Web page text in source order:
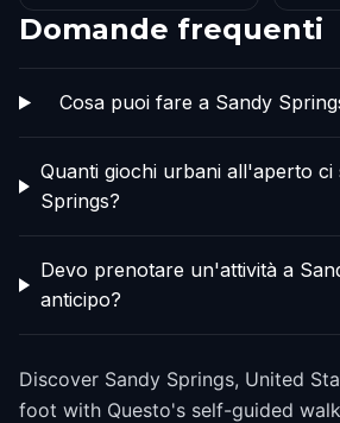
Domande frequenti
Cosa puoi fare a Sandy
Quanti giochi urbani all'aperto ci
Springs?
Devo prenotare un'attività a
anticipo?
Discover Sandy Springs, United
foot with Questo's self-guided